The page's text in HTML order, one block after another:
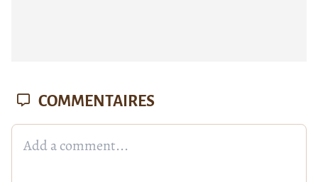
COMMENTAIRES